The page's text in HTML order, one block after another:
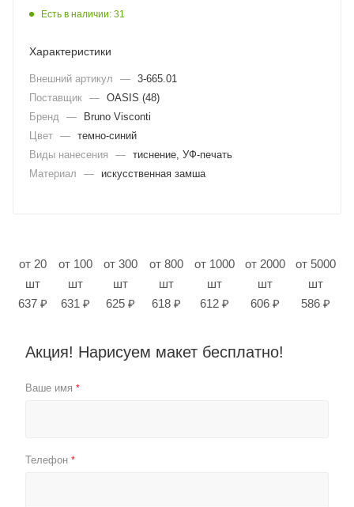
Есть в наличии: 31
Характеристики
Внешний артикул — 3-665.01
Поставщик — OASIS (48)
Бренд
—
Bruno Visconti
Цвет — темно-синий
Виды нанесения
— тиснение, УФ-печать
Материал
— искусственная замша
от 20
шт
637 ₽
от 100
шт
631 ₽
от 300
шт
625 ₽
от 800
шт
618 ₽
от 1000
шт
612 ₽
от 2000
шт
606 ₽
от 5000
шт
586 ₽
Акция! Нарисуем макет бесплатно!
Ваше имя *
Телефон *